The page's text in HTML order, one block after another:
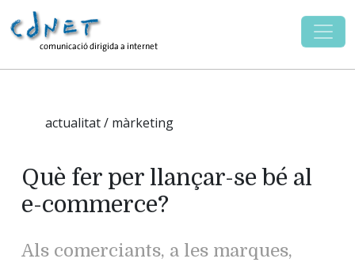
actualitat / màrketing
Què fer per llançar-se bé al
e-commerce?
Als comerciants, a les marques,